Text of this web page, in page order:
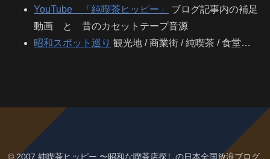
YouTube 「純喫茶ヒッピー」
ブログ記事内の補足
動画 と 昔のカセットテープ音源
昭和スポット巡り 観光地 / 商業街 / 純喫茶 / 食堂…
© 2007 純喫茶ヒッピー 〜昭和な喫茶店探しの日本全国放浪ブログ.